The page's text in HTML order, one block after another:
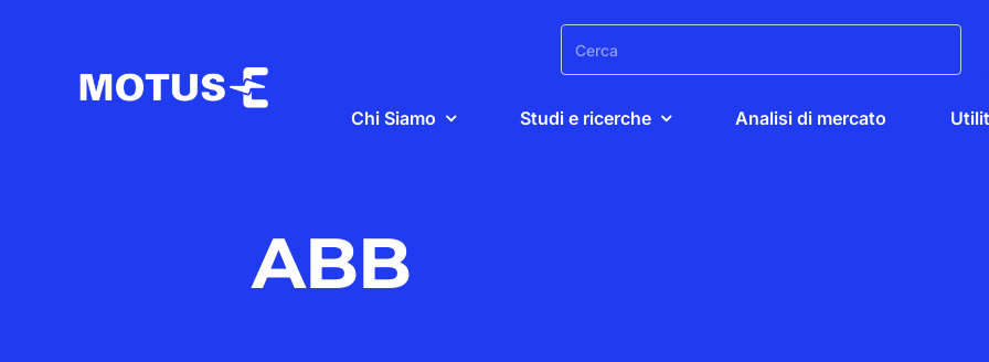
contenuto
Search
for:
Chi Siamo Studi e ricerche Analisi di mercato
ABB